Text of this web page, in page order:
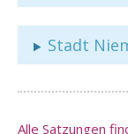
Stadt
Alle Satzungen finden Sie auch auf unserer Sharepoint-